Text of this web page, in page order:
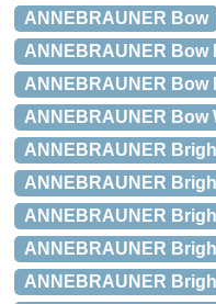
ANNEBRAUNER Bow
ANNEBRAUNER Bow
ANNEBRAUNER Bow
ANNEBRAUNER Bow
ANNEBRAUNER
ANNEBRAUNER
ANNEBRAUNER
ANNEBRAUNER
ANNEBRAUNER